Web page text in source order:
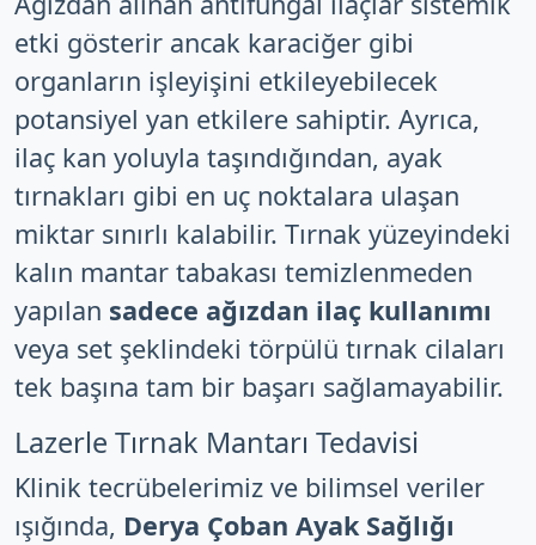
etki gösterir ancak karaciğer gibi
organların işleyişini etkileyebilecek
potansiyel yan etkilere sahiptir. Ayrıca,
ilaç kan yoluyla taşındığından, ayak
tırnakları gibi en uç noktalara ulaşan
miktar sınırlı kalabilir. Tırnak yüzeyindeki
kalın mantar tabakası temizlenmeden
yapılan sadece ağızdan ilaç kullanımı
veya set şeklindeki törpülü tırnak cilaları
tek başına tam bir başarı sağlamayabilir.
Lazerle Tırnak Mantarı Tedavisi
Klinik tecrübelerimiz ve bilimsel veriler
ışığında, Derya Çoban Ayak Sağlığı